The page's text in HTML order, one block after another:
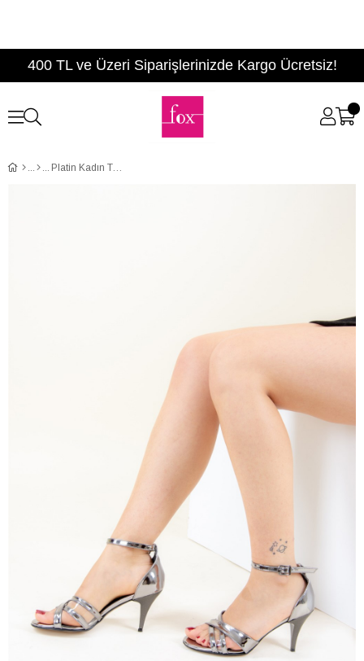
400 TL ve Üzeri Siparişlerinizde Kargo Ücretsiz!
Platin Kadın Topuklu F340441034